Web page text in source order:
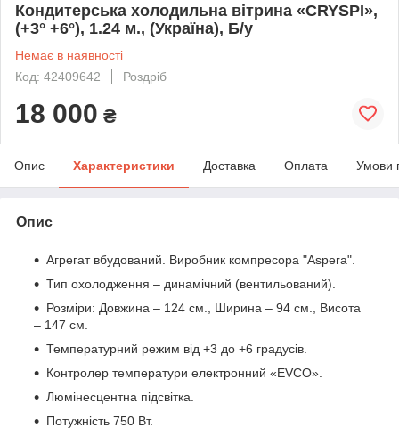
Кондитерська холодильна вітрина «CRYSPI»,
(+3° +6°), 1.24 м., (Україна), Б/у
Немає в наявності
Код: 42409642
Роздріб
18 000 ₴
Опис Характеристики Доставка Оплата Умови
Опис
Агрегат вбудований. Виробник компресора "Aspera".
Тип охолодження – динамічний (вентильований).
Розміри: Довжина – 124 см., Ширина – 94 см., Висота
– 147 см.
Температурний режим від +3 до +6 градусів.
Контролер температури електронний «EVCO».
Люмінесцентна підсвітка.
Потужність 750 Вт.